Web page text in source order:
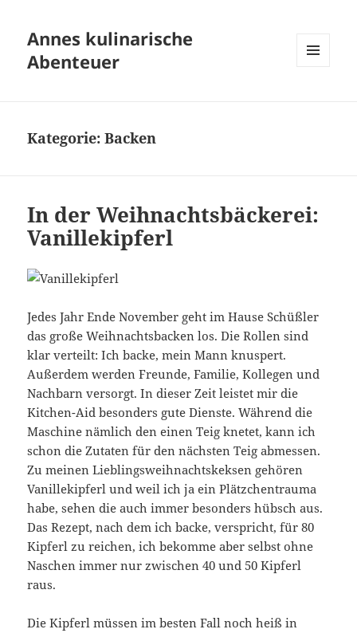
Annes kulinarische
Abenteuer
Kategorie:Backen
In der Weihnachtsbäckerei:
Vanillekipferl
Jedes Jahr Ende November geht im Hause Schüßler
das große Weihnachtsbacken los. Die Rollen sind
klar verteilt: Ich backe, mein Mann knuspert.
Außerdem werden Freunde, Familie, Kollegen und
Nachbarn versorgt. In dieser Zeit leistet mir die
Kitchen-Aid besonders gute Dienste. Während die
Maschine nämlich den einen Teig knetet, kann ich
schon die Zutaten für den nächsten Teig abmessen.
Zu meinen Lieblingsweihnachtskeksen gehören
Vanillekipferl und weil ich ja ein Plätzchentrauma
habe, sehen die auch immer besonders hübsch aus.
Das Rezept, nach dem ich backe, verspricht, für 80
Kipferl zu reichen, ich bekomme aber selbst ohne
Naschen immer nur zwischen 40 und 50 Kipferl
raus.
Die Kipferl müssen im besten Fall noch heiß in